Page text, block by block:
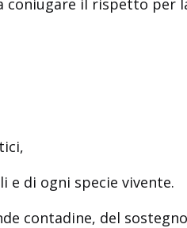
e di ogni specie vivente.
contadine, del